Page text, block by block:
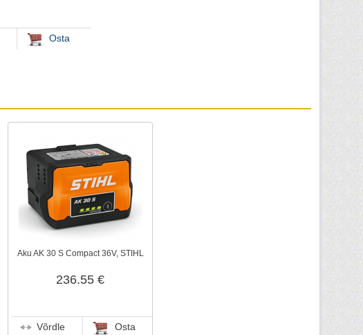
Osta
Aku AK 30 S Compact 36V, STIHL
236.55 €
Võrdle Osta